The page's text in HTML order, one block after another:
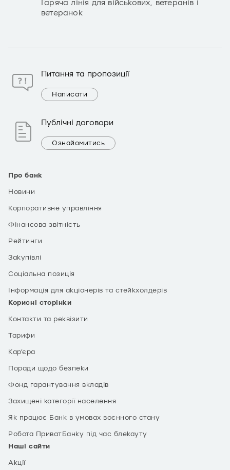
Про банк
Новини
Корпоративне управління
Фінансова звітність
Рейтинги
Закупівлі
Соціальна позиція
Інформація для акціонерів та стейкхолдерів
Корисні сторінки
Контакти та реквізити
Тарифи
Кар’єра
Поради щодо безпеки
Фонд гарантування вкладів
Захищені категорії населення
Як працює Банк в умовах воєнного стану
Робота ПриватБанку під час блекауту
Наші сайти
Акції
Гаряча лінія для військових, ветеранів і
ветеранок
Питання та пропозиції
Написати
Публічні договори
Ознайомитись